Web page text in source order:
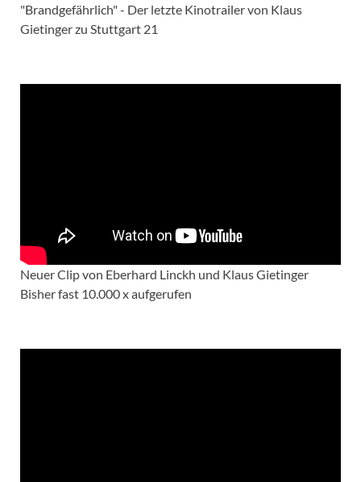
"Brandgefährlich" - Der letzte Kinotrailer von Klaus
Gietinger zu Stuttgart 21
Neuer Clip von Eberhard Linckh und Klaus Gietinger
Bisher fast 10.000 x aufgerufen